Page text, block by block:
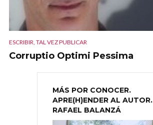
ESCRIBIR, TAL VEZ PUBLICAR
Corruptio Optimi Pessima
MÁS POR CONOCER.
APRE(H)ENDER AL AUTOR.
RAFAEL BALANZÁ